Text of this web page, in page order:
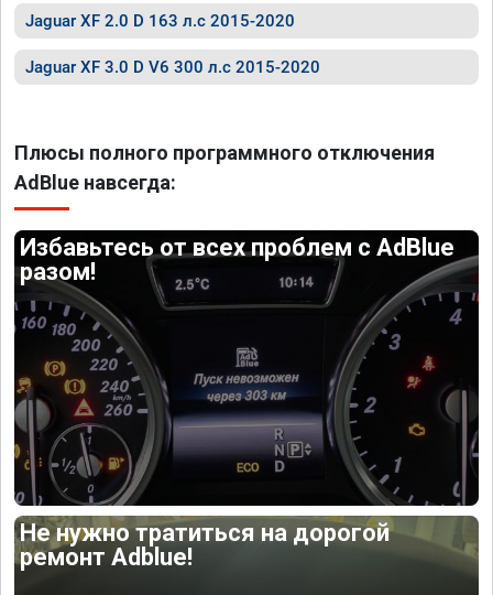
Jaguar XF 2.0 D 163 л.с 2015-2020
Jaguar XF 3.0 D V6 300 л.с 2015-2020
Плюсы полного программного отключения
AdBlue навсегда:
Избавьтесь от всех проблем с AdBlue
разом!
Не нужно тратиться на дорогой
ремонт Adblue!